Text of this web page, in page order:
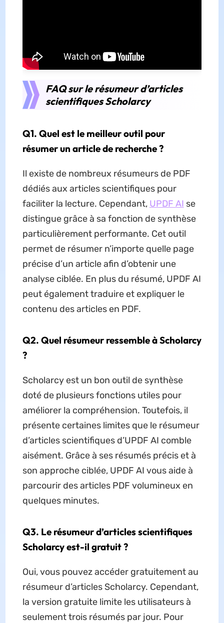
FAQ sur le résumeur d’articles
scientifiques Scholarcy
Q1. Quel est le meilleur outil pour
résumer un article de recherche ?
Il existe de nombreux résumeurs de PDF
dédiés aux articles scientifiques pour
faciliter la lecture. Cependant, UPDF AI se
distingue grâce à sa fonction de synthèse
particulièrement performante. Cet outil
permet de résumer n’importe quelle page
précise d’un article afin d’obtenir une
analyse ciblée. En plus du résumé, UPDF AI
peut également traduire et expliquer le
contenu des articles en PDF.
Q2. Quel résumeur ressemble à Scholarcy
?
Scholarcy est un bon outil de synthèse
doté de plusieurs fonctions utiles pour
améliorer la compréhension. Toutefois, il
présente certaines limites que le résumeur
d’articles scientifiques d’UPDF AI comble
aisément. Grâce à ses résumés précis et à
son approche ciblée, UPDF AI vous aide à
parcourir des articles PDF volumineux en
quelques minutes.
Q3. Le résumeur d’articles scientifiques
Scholarcy est-il gratuit ?
Oui, vous pouvez accéder gratuitement au
résumeur d’articles Scholarcy. Cependant,
la version gratuite limite les utilisateurs à
seulement trois résumés par jour. Pour